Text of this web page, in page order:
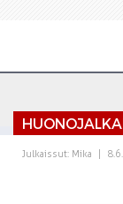
Julkaissut: Mika